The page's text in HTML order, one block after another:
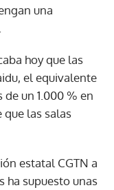
una
hoy que las
el equivalente
un 1.000 % en
las salas
estatal CGTN a
ha supuesto unas